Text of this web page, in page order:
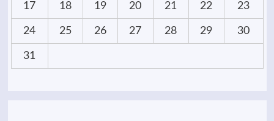
17 18 19 20 21 22 23
24 25 26 27 28 29 30
31